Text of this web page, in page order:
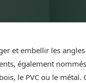
et embellir les
également
le PVC ou le métal.